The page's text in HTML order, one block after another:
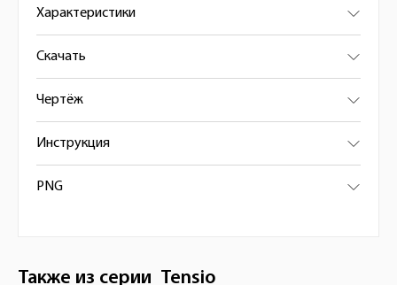
Характеристики
Скачать
Чертёж
Инструкция
PNG
Также из серии Tensio